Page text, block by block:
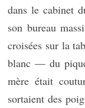
dans le cabinet
son bureau
croisées sur la
blanc — du
mère était
sortaient des